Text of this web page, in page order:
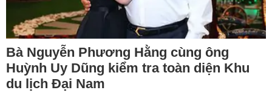
Bà Nguyễn Phương Hằng cùng ông
Huỳnh Uy Dũng kiểm tra toàn diện Khu
du lịch Đại Nam